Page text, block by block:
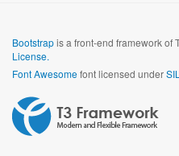
Bootstrapis a front-end framework of
License.
Font Awesomefont licensed under